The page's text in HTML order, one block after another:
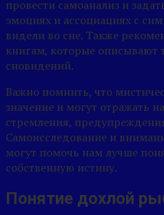
провести самоанализ и
эмоциях и ассоциациях с
видели во сне. Также
книгам, которые описывают
сновидений.
Важно помнить, что
значение и могут отражать
стремления,
Самоисследование и
могут помочь нам лучше
собственную истину.
Понятие дохлой